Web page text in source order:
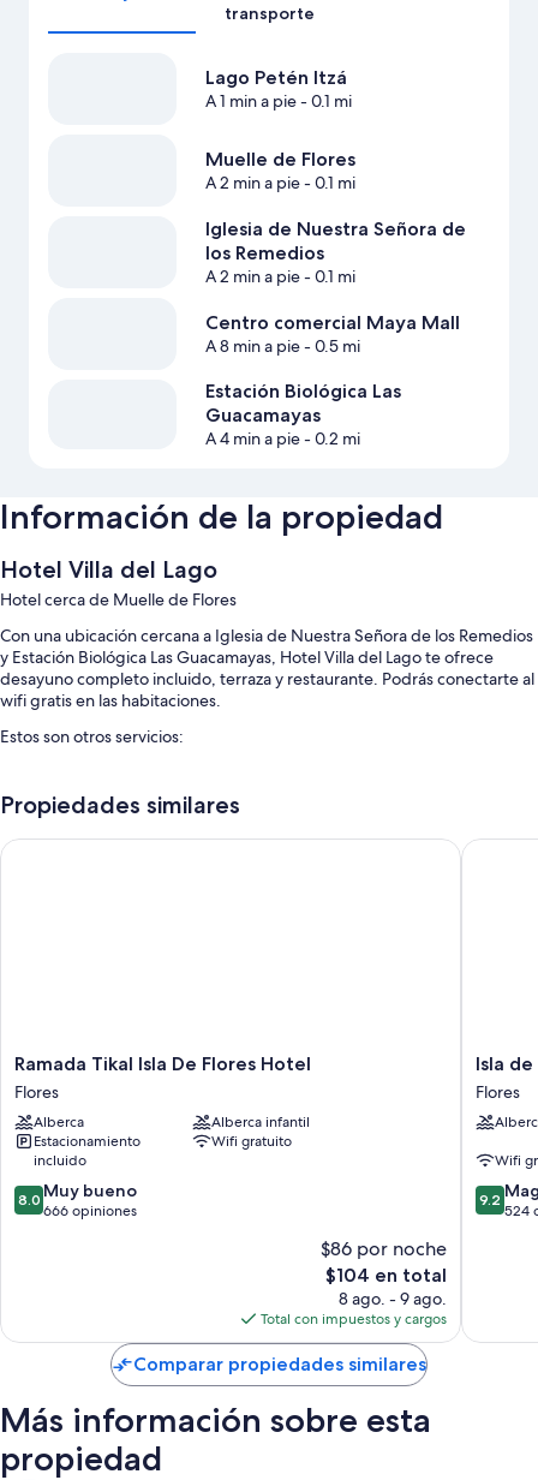
transporte
Lago Petén Itzá
A 1 min a pie- 0.1 mi
Muelle de Flores
A 2 min a pie- 0.1 mi
Iglesia de Nuestra Señora de
los Remedios
A 2 min a pie- 0.1 mi
Centro comercial Maya Mall
A 8 min a pie- 0.5 mi
Estación Biológica Las
Guacamayas
A 4 min a pie- 0.2 mi
Información de la propiedad
Hotel Villa del Lago
Hotel cerca de Muelle de Flores
Con una ubicación cercana a Iglesia de Nuestra Señora de los Remedios
y Estación Biológica Las Guacamayas, Hotel Villa del Lago te ofrece
desayuno completo incluido, terraza y restaurante. Podrás conectarte al
wifi gratis en las habitaciones.
Estos son otros servicios:
propiedad
Propiedades similares
Ramada
Tikal
Isla
De
Flores
Hotel
Flores
Ramada Tikal Isla De Flores Hotel
Flores
Alberca
Alberca infantil
Estacionamiento
incluido
Wifi gratuito
8.0
de
8.0 Muy bueno
666 opiniones
$86 por noche
El
precio
actual
es
de
$104
$104 en total
8 ago. - 9 ago.
Total con impuestos y cargos
Ramada Tikal Isla De Flores Hotel
Isla
de
Flores
Hotel
Isla
Flores
Wifi
9.2
de
9.2
524
Isla de
Comparar propiedades similares
Más información sobre esta
propiedad